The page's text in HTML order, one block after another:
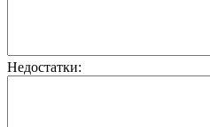
Недостатки: